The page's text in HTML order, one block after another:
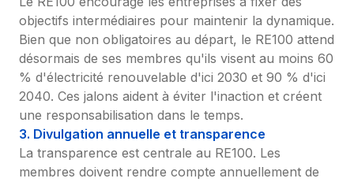
objectifs intermédiaires pour maintenir la dynamique.
Bien que non obligatoires au départ, le RE100 attend
désormais de ses membres qu'ils visent au moins 60
% d'électricité renouvelable d'ici 2030 et 90 % d'ici
2040. Ces jalons aident à éviter l'inaction et créent
une responsabilisation dans le temps.
3. Divulgation annuelle et transparence
La transparence est centrale au RE100. Les
membres doivent rendre compte annuellement de